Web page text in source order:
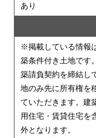
あり
※掲載している情報
築条件付き土地です
築請負契約を締結し
地のみ先に所有権を
ていただきます。建
用住宅・賃貸住宅を
外となります。